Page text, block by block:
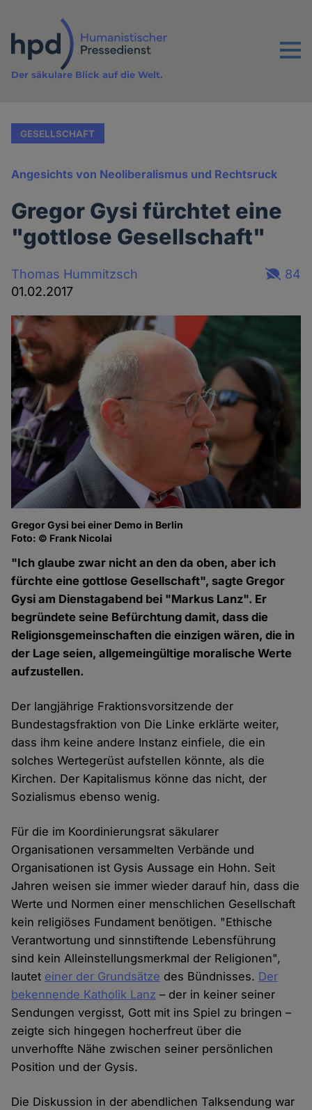
Inhalt
Menu
Der säkulare Blick auf die Welt.
GESELLSCHAFT
Angesichts von Neoliberalismus und Rechtsruck
Gregor Gysi fürchtet eine
"gottlose Gesellschaft"
Thomas Hummitzsch
01.02.2017
84
Gregor Gysi bei einer Demo in Berlin
Foto: © Frank Nicolai
"Ich glaube zwar nicht an den da oben, aber ich
fürchte eine gottlose Gesellschaft", sagte Gregor
Gysi am Dienstagabend bei "Markus Lanz". Er
begründete seine Befürchtung damit, dass die
Religionsgemeinschaften die einzigen wären, die in
der Lage seien, allgemeingültige moralische Werte
aufzustellen.
Der langjährige Fraktionsvorsitzende der
Bundestagsfraktion von Die Linke erklärte weiter,
dass ihm keine andere Instanz einfiele, die ein
solches Wertegerüst aufstellen könnte, als die
Kirchen. Der Kapitalismus könne das nicht, der
Sozialismus ebenso wenig.
Für die im Koordinierungsrat säkularer
Organisationen versammelten Verbände und
Organisationen ist Gysis Aussage ein Hohn. Seit
Jahren weisen sie immer wieder darauf hin, dass die
Werte und Normen einer menschlichen Gesellschaft
kein religiöses Fundament benötigen. "Ethische
Verantwortung und sinnstiftende Lebensführung
sind kein Alleinstellungsmerkmal der Religionen",
lautet einer der Grundsätze des Bündnisses. Der
bekennende Katholik Lanz – der in keiner seiner
Sendungen vergisst, Gott mit ins Spiel zu bringen –
zeigte sich hingegen hocherfreut über die
unverhoffte Nähe zwischen seiner persönlichen
Position und der Gysis.
Die Diskussion in der abendlichen Talksendung war